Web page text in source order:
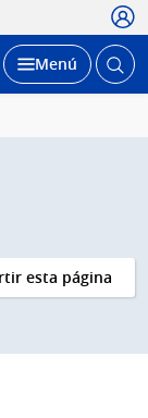
Desplegar
Menú Abrir
esta página